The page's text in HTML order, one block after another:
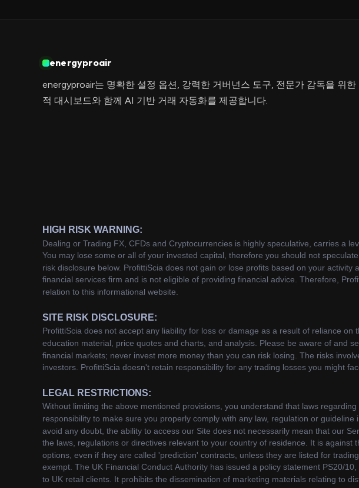
energyproair
energyproair는 명확한 설정 옵션, 강력한 거버넌스 도구, 전문가 감독을 위한
적 대시보드와 함께 AI 기반 거래 자동화를 제공합니다.